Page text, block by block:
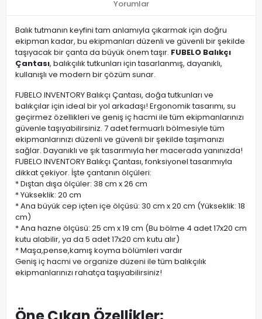
Yorumlar
Balık tutmanın keyfini tam anlamıyla çıkarmak için doğru
ekipman kadar, bu ekipmanları düzenli ve güvenli bir şekilde
taşıyacak bir çanta da büyük önem taşır. FUBELO Balıkçı
Çantası, balıkçılık tutkunları için tasarlanmış, dayanıklı,
kullanışlı ve modern bir çözüm sunar.
FUBELO INVENTORY Balıkçı Çantası, doğa tutkunları ve
balıkçılar için ideal bir yol arkadaşı! Ergonomik tasarımı, su
geçirmez özellikleri ve geniş iç hacmi ile tüm ekipmanlarınızı
güvenle taşıyabilirsiniz. 7 adet fermuarlı bölmesiyle tüm
ekipmanlarınızı düzenli ve güvenli bir şekilde taşımanızı
sağlar. Dayanıklı ve şık tasarımıyla her macerada yanınızda!
FUBELO INVENTORY Balıkçı Çantası, fonksiyonel tasarımıyla
dikkat çekiyor. İşte çantanın ölçüleri:
* Dıştan dışa ölçüler: 38 cm x 26 cm
* Yükseklik: 20 cm
* Ana büyük cep içten içe ölçüsü: 30 cm x 20 cm (Yükseklik: 18
cm)
* Ana hazne ölçüsü: 25 cm x 19 cm (Bu bölme 4 adet 17x20 cm
kutu alabilir, ya da 5 adet 17x20 cm kutu alır)
* Maşa,pense,kamış koyma bölümleri vardır
Geniş iç hacmi ve organize düzeni ile tüm balıkçılık
ekipmanlarınızı rahatça taşıyabilirsiniz!